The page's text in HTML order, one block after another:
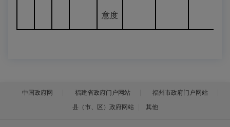
意度
中国政府网 福建省政府门户网站
福州市政府门户网站
县（市、区）政府网站
其他